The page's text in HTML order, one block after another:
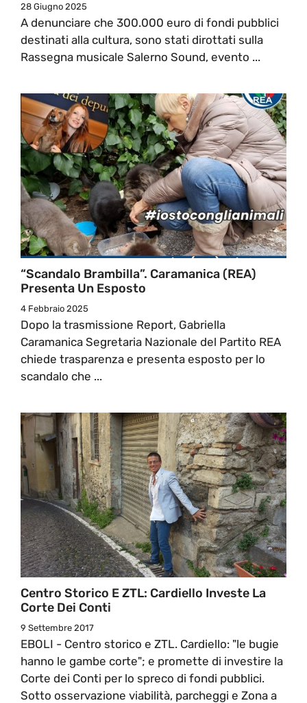
28 Giugno 2025
A denunciare che 300.000 euro di fondi pubblici
destinati alla cultura, sono stati dirottati sulla
Rassegna musicale Salerno Sound, evento ...
“Scandalo Brambilla”. Caramanica (REA)
Presenta Un Esposto
4 Febbraio 2025
Dopo la trasmissione Report, Gabriella
Caramanica Segretaria Nazionale del Partito REA
chiede trasparenza e presenta esposto per lo
scandalo che ...
Centro Storico E ZTL: Cardiello Investe La
Corte Dei Conti
9 Settembre 2017
EBOLI - Centro storico e ZTL. Cardiello: "le bugie
hanno le gambe corte"; e promette di investire la
Corte dei Conti per lo spreco di fondi pubblici.
Sotto osservazione viabilità, parcheggi e Zona a